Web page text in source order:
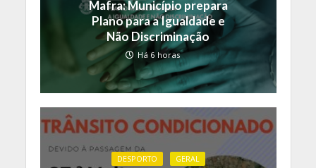
Mafra: Município prepara
Plano para a Igualdade e
Não Discriminação
Há 6 horas
DESPORTO GERAL